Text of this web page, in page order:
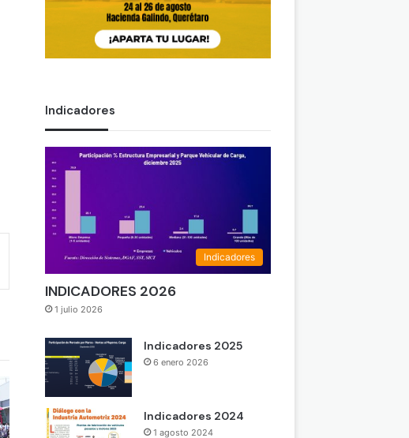
Indicadores
Indicadores
INDICADORES 2026
1 julio 2026
Indicadores 2025
6 enero 2026
Indicadores 2024
1 agosto 2024